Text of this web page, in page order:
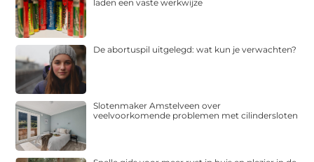
laden een vaste werkwijze
De abortuspil uitgelegd: wat kun je verwachten?
Slotenmaker Amstelveen over
veelvoorkomende problemen met cilindersloten